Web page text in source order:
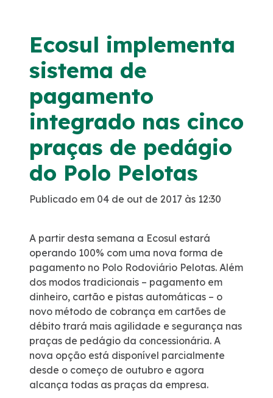
Notícias
Podcasts
Sustentabilidade
Política de Gestão Integrada
Certificações
Atendimento
Deficiente Auditivo e de Fala
Ecosul implementa
sistema de
pagamento
integrado nas cinco
praças de pedágio
do Polo Pelotas
Publicado em 04 de out de 2017 às 12:30
A partir desta semana a Ecosul estará
operando 100% com uma nova forma de
pagamento no Polo Rodoviário Pelotas. Além
dos modos tradicionais – pagamento em
dinheiro, cartão e pistas automáticas – o
novo método de cobrança em cartões de
débito trará mais agilidade e segurança nas
praças de pedágio da concessionária. A
nova opção está disponível parcialmente
desde o começo de outubro e agora
alcança todas as praças da empresa.